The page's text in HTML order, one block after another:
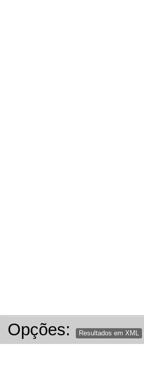
Opções: Resultados em XML